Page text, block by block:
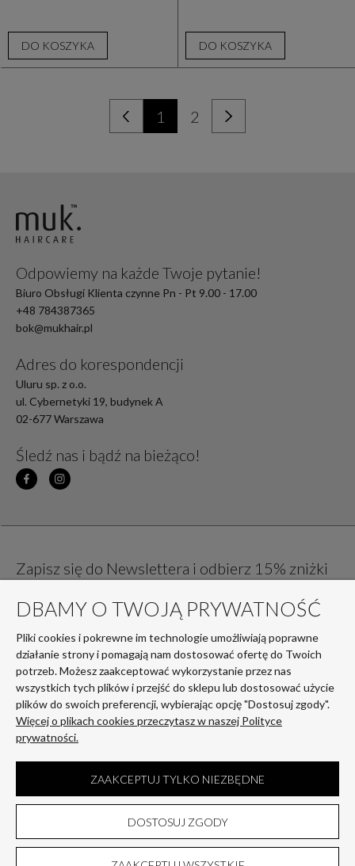
DO KOSZYKA DO KOSZYKA
1 2
Odpowiemy na każde Twoje pytanie!
Biuro Obsługi Klienta czynne Pn - Pt 9.00 - 17.00
+48 784387365
bok@mukhair.pl
Adres do korespondencji
Uluru sp. z o.o.
ul. Cybernetyki 19, budynek A
02-677 Warszawa
Śledź nas i bądź na bieżąco!
Zapisz się do Newslettera i odbierz 15% zniżki
Twoje dane są przetwarzane zgodnie z nasząpolityką prywatności
DBAMY O TWOJĄ PRYWATNOŚĆ
Pliki cookies i pokrewne im technologie umożliwiają poprawne
działanie strony i pomagają nam dostosować ofertę do Twoich
potrzeb. Możesz zaakceptować wykorzystanie przez nas
wszystkich tych plików i przejść do sklepu lub dostosować użycie
plików do swoich preferencji, wybierając opcję "Dostosuj zgody".
Więcej o plikach cookies przeczytasz w naszej Polityce
prywatności.
ZAAKCEPTUJ TYLKO NIEZBĘDNE
DOSTOSUJ ZGODY